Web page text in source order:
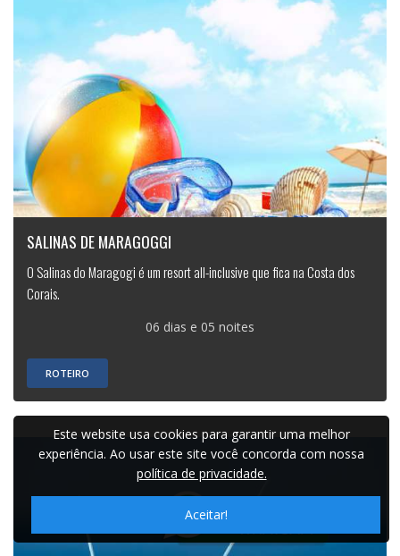
SALINAS DE MARAGOGGI
O Salinas do Maragogi é um resort all-inclusive que fica na Costa dos
Corais.
06 dias e 05 noites
ROTEIRO
Este website usa cookies para garantir uma melhor
experiência. Ao usar este site você concorda com nossa
política de privacidade.
Aceitar!